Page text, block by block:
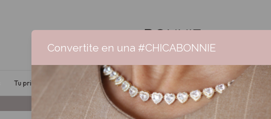
Envío gratis +$160.000 | 3 cuotas sin interés | 6 cuotas + $160.000
Tu primer Bonnie Ceramica Aros Collares Pulseras Anillos
Convertite en una #CHICABONNIE